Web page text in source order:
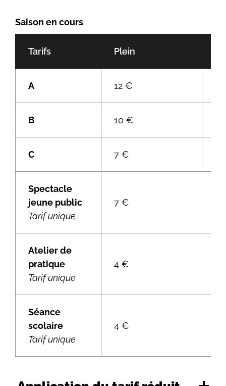
Saison en cours
Tarifs Plein
A 12 €
B 10 €
C 7 €
Spectacle
jeune public
Tarif unique
7 €
Atelier de
pratique
Tarif unique
4 €
Séance
scolaire
Tarif unique
4 €